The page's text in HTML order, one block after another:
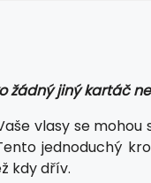
žádný jiný kartáč
vlasy se
jednoduchý
kdy dřív.